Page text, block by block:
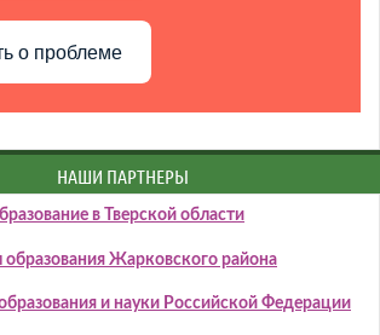
о проблеме
НАШИ ПАРТНЕРЫ
в Тверской области
образования Жарковского района
и науки Российской Федерации